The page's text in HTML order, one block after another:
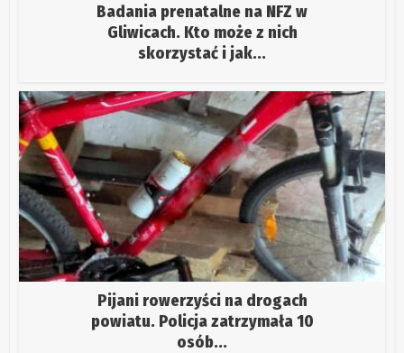
Badania prenatalne na NFZ w
Gliwicach. Kto może z nich
skorzystać i jak...
Pijani rowerzyści na drogach
powiatu. Policja zatrzymała 10
osób...